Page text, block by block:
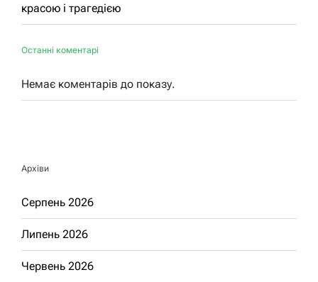
красою і трагедією
Останні коментарі
Немає коментарів до показу.
Архіви
Серпень 2026
Липень 2026
Червень 2026